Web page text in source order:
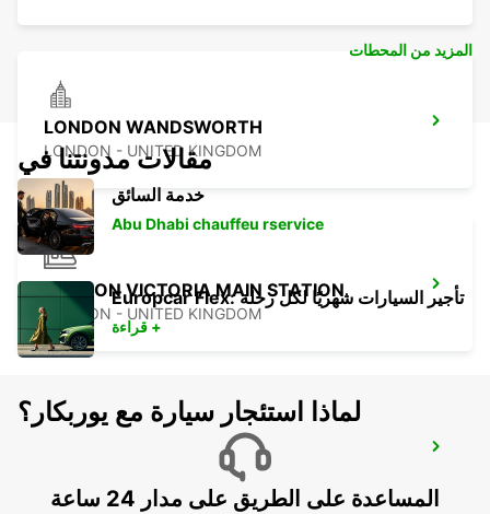
LONDON WANDSWORTH
LONDON - UNITED KINGDOM
LONDON VICTORIA MAIN STATION
LONDON - UNITED KINGDOM
WORTHING AND LANCING
LANCING - UNITED KINGDOM
المزيد من المحطات
مقالات مدونتنا في
خدمة السائق
Abu Dhabi chauffeu rservice
Europcar Flex: تأجير السيارات شهريًا لكل رحلة
قراءة +
لماذا استئجار سيارة مع يوربكار؟
المساعدة على الطريق على مدار 24 ساعة